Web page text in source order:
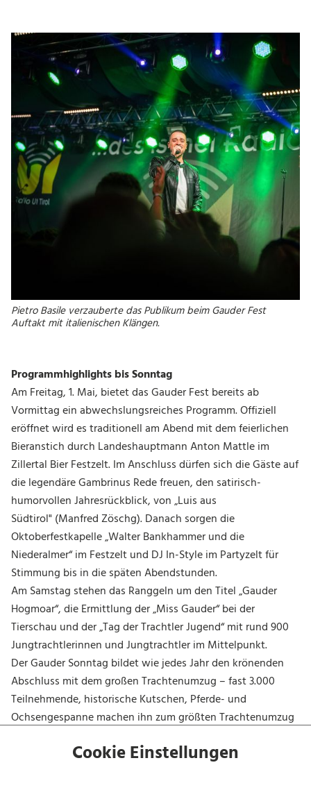
Pietro Basile verzauberte das Publikum beim Gauder Fest
Auftakt mit italienischen Klängen.
Programmhighlights bis Sonntag
Am Freitag, 1. Mai, bietet das Gauder Fest bereits ab
Vormittag ein abwechslungsreiches Programm. Offiziell
eröffnet wird es traditionell am Abend mit dem feierlichen
Bieranstich durch Landeshauptmann Anton Mattle im
Zillertal Bier Festzelt. Im Anschluss dürfen sich die Gäste auf
die legendäre Gambrinus Rede freuen, den satirisch-
humorvollen Jahresrückblick, von„Luis aus
Südtirol" (Manfred Zöschg). Danach sorgen die
Oktoberfestkapelle „Walter Bankhammer und die
Niederalmer“ im Festzelt und DJ In-Style im Partyzelt für
Stimmung bis in die späten Abendstunden.
Am Samstag stehen das Ranggeln um den Titel „Gauder
Hogmoar“, die Ermittlung der „Miss Gauder“ bei der
Tierschau und der „Tag der Trachtler Jugend“ mit rund 900
Jungtrachtlerinnen und Jungtrachtler im Mittelpunkt.
Der Gauder Sonntag bildet wie jedes Jahr den krönenden
Abschluss mit dem großen Trachtenumzug – fast 3.000
Teilnehmende, historische Kutschen, Pferde- und
Ochsengespanne machen ihn zum größten Trachtenumzug
Cookie Einstellungen